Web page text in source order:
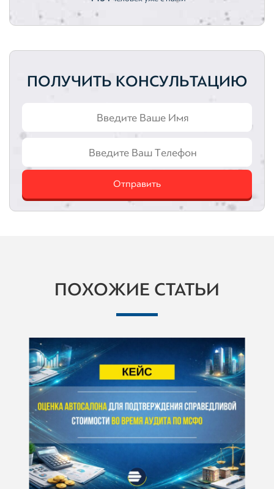
ПОЛУЧИТЬ КОНСУЛЬТАЦИЮ
Отправить
ПОХОЖИЕ СТАТЬИ